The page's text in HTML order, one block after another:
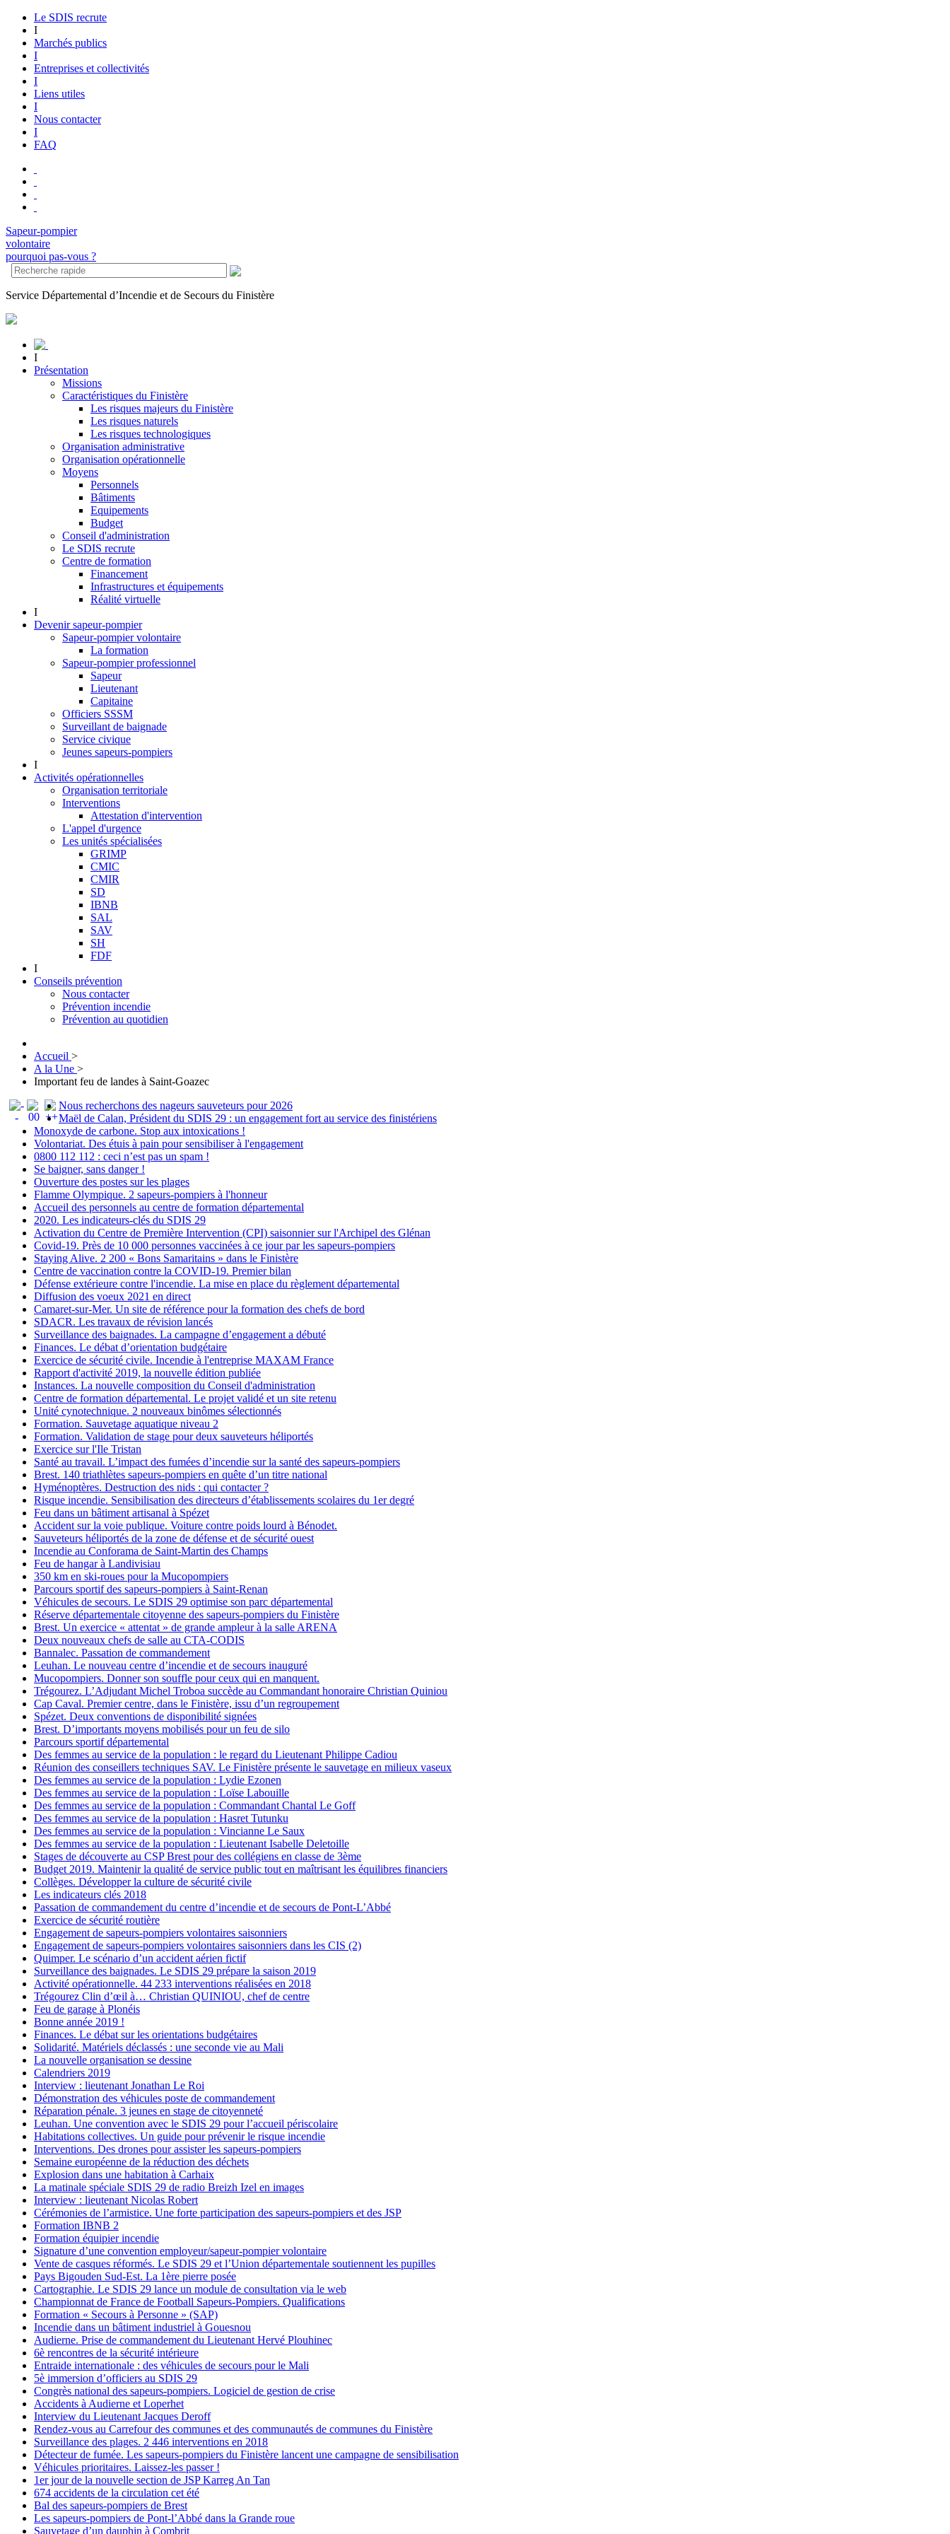
Le SDIS recrute
I
Marchés publics
I
Entreprises et collectivités
I
Liens utiles
I
Nous contacter
I
FAQ
Sapeur-pompier
volontaire
pourquoi pas-vous ?
Service Départemental d’Incendie et de Secours du Finistère
I
Présentation
Missions
Caractéristiques du Finistère
Les risques majeurs du Finistère
Les risques naturels
Les risques technologiques
Organisation administrative
Organisation opérationnelle
Moyens
Personnels
Bâtiments
Equipements
Budget
Conseil d'administration
Le SDIS recrute
Centre de formation
Financement
Infrastructures et équipements
Réalité virtuelle
I
Devenir sapeur-pompier
Sapeur-pompier volontaire
La formation
Sapeur-pompier professionnel
Sapeur
Lieutenant
Capitaine
Officiers SSSM
Surveillant de baignade
Service civique
Jeunes sapeurs-pompiers
I
Activités opérationnelles
Organisation territoriale
Interventions
Attestation d'intervention
L'appel d'urgence
Les unités spécialisées
GRIMP
CMIC
CMIR
SD
IBNB
SAL
SAV
SH
FDF
I
Conseils prévention
Nous contacter
Prévention incendie
Prévention au quotidien
Accueil >
A la Une >
Important feu de landes à Saint-Goazec
Nous recherchons des nageurs sauveteurs pour 2026
Maël de Calan, Président du SDIS 29 : un engagement fort au service des finistériens
Monoxyde de carbone. Stop aux intoxications !
Volontariat. Des étuis à pain pour sensibiliser à l'engagement
0800 112 112 : ceci n’est pas un spam !
Se baigner, sans danger !
Ouverture des postes sur les plages
Flamme Olympique. 2 sapeurs-pompiers à l'honneur
Accueil des personnels au centre de formation départemental
2020. Les indicateurs-clés du SDIS 29
Activation du Centre de Première Intervention (CPI) saisonnier sur l'Archipel des Glénan
Covid-19. Près de 10 000 personnes vaccinées à ce jour par les sapeurs-pompiers
Staying Alive. 2 200 « Bons Samaritains » dans le Finistère
Centre de vaccination contre la COVID-19. Premier bilan
Défense extérieure contre l'incendie. La mise en place du règlement départemental
Diffusion des voeux 2021 en direct
Camaret-sur-Mer. Un site de référence pour la formation des chefs de bord
SDACR. Les travaux de révision lancés
Surveillance des baignades. La campagne d’engagement a débuté
Finances. Le débat d’orientation budgétaire
Exercice de sécurité civile. Incendie à l'entreprise MAXAM France
Rapport d'activité 2019, la nouvelle édition publiée
Instances. La nouvelle composition du Conseil d'administration
Centre de formation départemental. Le projet validé et un site retenu
Unité cynotechnique. 2 nouveaux binômes sélectionnés
Formation. Sauvetage aquatique niveau 2
Formation. Validation de stage pour deux sauveteurs héliportés
Exercice sur l'Ile Tristan
Santé au travail. L’impact des fumées d’incendie sur la santé des sapeurs-pompiers
Brest. 140 triathlètes sapeurs-pompiers en quête d’un titre national
Hyménoptères. Destruction des nids : qui contacter ?
Risque incendie. Sensibilisation des directeurs d’établissements scolaires du 1er degré
Feu dans un bâtiment artisanal à Spézet
Accident sur la voie publique. Voiture contre poids lourd à Bénodet.
Sauveteurs héliportés de la zone de défense et de sécurité ouest
Incendie au Conforama de Saint-Martin des Champs
Feu de hangar à Landivisiau
350 km en ski-roues pour la Mucopompiers
Parcours sportif des sapeurs-pompiers à Saint-Renan
Véhicules de secours. Le SDIS 29 optimise son parc départemental
Réserve départementale citoyenne des sapeurs-pompiers du Finistère
Brest. Un exercice « attentat » de grande ampleur à la salle ARENA
Deux nouveaux chefs de salle au CTA-CODIS
Bannalec. Passation de commandement
Leuhan. Le nouveau centre d’incendie et de secours inauguré
Mucopompiers. Donner son souffle pour ceux qui en manquent.
Trégourez. L’Adjudant Michel Troboa succède au Commandant honoraire Christian Quiniou
Cap Caval. Premier centre, dans le Finistère, issu d’un regroupement
Spézet. Deux conventions de disponibilité signées
Brest. D’importants moyens mobilisés pour un feu de silo
Parcours sportif départemental
Des femmes au service de la population : le regard du Lieutenant Philippe Cadiou
Réunion des conseillers techniques SAV. Le Finistère présente le sauvetage en milieux vaseux
Des femmes au service de la population : Lydie Ezonen
Des femmes au service de la population : Loïse Labouille
Des femmes au service de la population : Commandant Chantal Le Goff
Des femmes au service de la population : Hasret Tutunku
Des femmes au service de la population : Vincianne Le Saux
Des femmes au service de la population : Lieutenant Isabelle Deletoille
Stages de découverte au CSP Brest pour des collégiens en classe de 3ème
Budget 2019. Maintenir la qualité de service public tout en maîtrisant les équilibres financiers
Collèges. Développer la culture de sécurité civile
Les indicateurs clés 2018
Passation de commandement du centre d’incendie et de secours de Pont-L’Abbé
Exercice de sécurité routière
Engagement de sapeurs-pompiers volontaires saisonniers
Engagement de sapeurs-pompiers volontaires saisonniers dans les CIS (2)
Quimper. Le scénario d’un accident aérien fictif
Surveillance des baignades. Le SDIS 29 prépare la saison 2019
Activité opérationnelle. 44 233 interventions réalisées en 2018
Trégourez Clin d’œil à… Christian QUINIOU, chef de centre
Feu de garage à Plonéis
Bonne année 2019 !
Finances. Le débat sur les orientations budgétaires
Solidarité. Matériels déclassés : une seconde vie au Mali
La nouvelle organisation se dessine
Calendriers 2019
Interview : lieutenant Jonathan Le Roi
Démonstration des véhicules poste de commandement
Réparation pénale. 3 jeunes en stage de citoyenneté
Leuhan. Une convention avec le SDIS 29 pour l’accueil périscolaire
Habitations collectives. Un guide pour prévenir le risque incendie
Interventions. Des drones pour assister les sapeurs-pompiers
Semaine européenne de la réduction des déchets
Explosion dans une habitation à Carhaix
La matinale spéciale SDIS 29 de radio Breizh Izel en images
Interview : lieutenant Nicolas Robert
Cérémonies de l’armistice. Une forte participation des sapeurs-pompiers et des JSP
Formation IBNB 2
Formation équipier incendie
Signature d’une convention employeur/sapeur-pompier volontaire
Vente de casques réformés. Le SDIS 29 et l’Union départementale soutiennent les pupilles
Pays Bigouden Sud-Est. La 1ère pierre posée
Cartographie. Le SDIS 29 lance un module de consultation via le web
Championnat de France de Football Sapeurs-Pompiers. Qualifications
Formation « Secours à Personne » (SAP)
Incendie dans un bâtiment industriel à Gouesnou
Audierne. Prise de commandement du Lieutenant Hervé Plouhinec
6è rencontres de la sécurité intérieure
Entraide internationale : des véhicules de secours pour le Mali
5è immersion d’officiers au SDIS 29
Congrès national des sapeurs-pompiers. Logiciel de gestion de crise
Accidents à Audierne et Loperhet
Interview du Lieutenant Jacques Deroff
Rendez-vous au Carrefour des communes et des communautés de communes du Finistère
Surveillance des plages. 2 446 interventions en 2018
Détecteur de fumée. Les sapeurs-pompiers du Finistère lancent une campagne de sensibilisation
Véhicules prioritaires. Laissez-les passer !
1er jour de la nouvelle section de JSP Karreg An Tan
674 accidents de la circulation cet été
Bal des sapeurs-pompiers de Brest
Les sapeurs-pompiers de Pont-l’Abbé dans la Grande roue
Sauvetage d’un dauphin à Combrit